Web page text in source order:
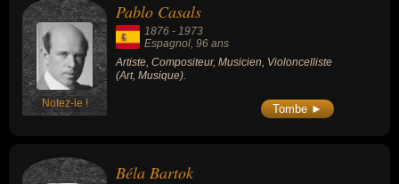
Notez-le !
Pablo Casals
1876 - 1973
Espagnol, 96 ans
Artiste, Compositeur, Musicien, Violoncelliste
(Art, Musique).
Tombe ►
Béla Bartok